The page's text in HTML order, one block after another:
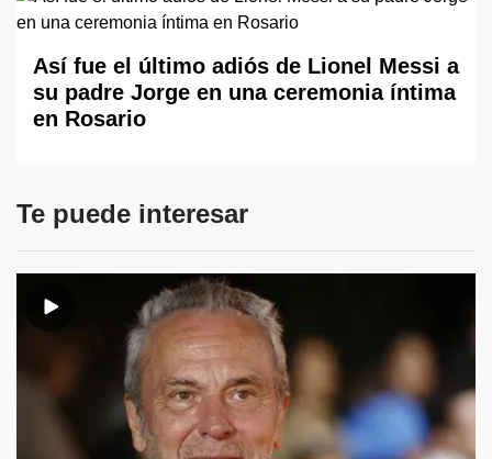
Así fue el último adiós de Lionel Messi a
su padre Jorge en una ceremonia íntima
en Rosario
Te puede interesar